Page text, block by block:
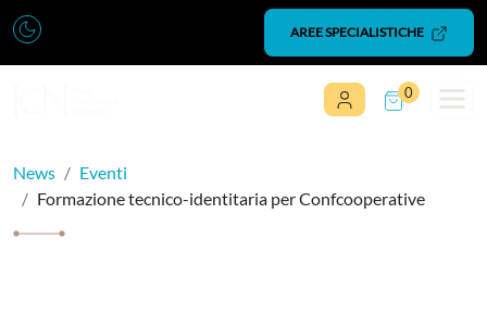
Vai al contenuto
AREE SPECIALISTICHE
0
News
Eventi
Formazione tecnico-identitaria per Confcooperative